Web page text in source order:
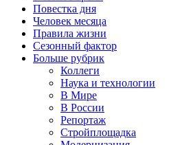
Повестка дня
Человек месяца
Правила жизни
Сезонный фактор
Больше рубрик
Коллеги
Наука и технологии
В Мире
В России
Репортаж
Стройплощадка